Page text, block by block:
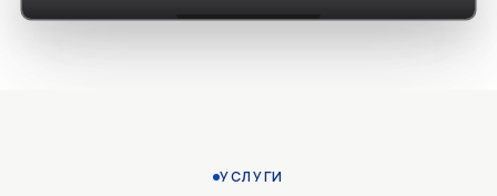
УСЛУГИ